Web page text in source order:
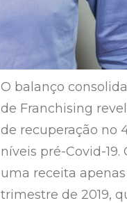
O balanço
de Franchising
de recuperação no
níveis pré-Covid-
uma receita
trimestre de 2019,